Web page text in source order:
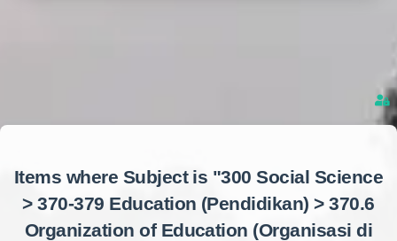
Items where Subject is "300 Social Science
> 370-379 Education (Pendidikan) > 370.6
Organization of Education (Organisasi di